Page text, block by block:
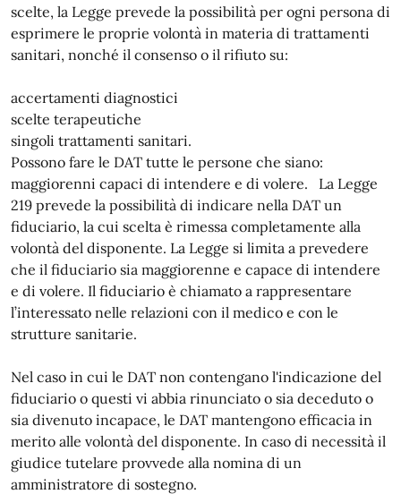
scelte, la Legge prevede la possibilità per ogni persona di
esprimere le proprie volontà in materia di trattamenti
sanitari, nonché il consenso o il rifiuto su:
accertamenti diagnostici
scelte terapeutiche
singoli trattamenti sanitari.
Possono fare le DAT tutte le persone che siano:
maggiorenni capaci di intendere e di volere. La Legge
219 prevede la possibilità di indicare nella DAT un
fiduciario, la cui scelta è rimessa completamente alla
volontà del disponente. La Legge si limita a prevedere
che il fiduciario sia maggiorenne e capace di intendere
e di volere. Il fiduciario è chiamato a rappresentare
l’interessato nelle relazioni con il medico e con le
strutture sanitarie.
Nel caso in cui le DAT non contengano l'indicazione del
fiduciario o questi vi abbia rinunciato o sia deceduto o
sia divenuto incapace, le DAT mantengono efficacia in
merito alle volontà del disponente. In caso di necessità il
giudice tutelare provvede alla nomina di un
amministratore di sostegno.